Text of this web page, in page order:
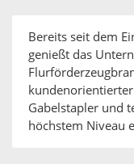
Bereits seit dem
genießt das
Gabelstapler und
höchstem Niveau